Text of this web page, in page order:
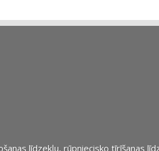
līdzekļu, rūpniecisko tīrīšanas